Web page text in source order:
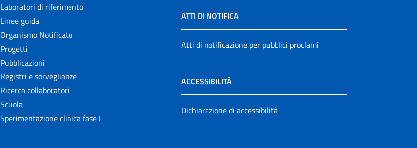
Laboratori di riferimento
Linee guida
Organismo Notificato
Progetti
Pubblicazioni
Registri e sorveglianze
Ricerca collaboratori
Scuola
Sperimentazione clinica fase I
ATTI DI NOTIFICA
Atti di notificazione per pubblici proclami
ACCESSIBILITÀ
Dichiarazione di accessibilità